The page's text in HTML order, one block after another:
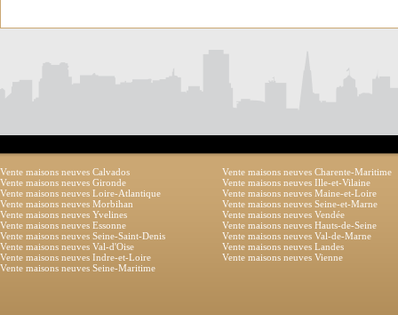
Vente maisons neuves Calvados
Vente maisons neuves Charente-Maritime
Vente maisons neuves Gironde
Vente maisons neuves Ille-et-Vilaine
Vente maisons neuves Loire-Atlantique
Vente maisons neuves Maine-et-Loire
Vente maisons neuves Morbihan
Vente maisons neuves Seine-et-Marne
Vente maisons neuves Yvelines
Vente maisons neuves Vendée
Vente maisons neuves Essonne
Vente maisons neuves Hauts-de-Seine
Vente maisons neuves Seine-Saint-Denis
Vente maisons neuves Val-de-Marne
Vente maisons neuves Val-d'Oise
Vente maisons neuves Landes
Vente maisons neuves Indre-et-Loire
Vente maisons neuves Vienne
Vente maisons neuves Seine-Maritime